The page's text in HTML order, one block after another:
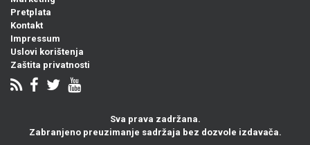
Pretplata
Kontakt
Impressum
Uslovi korištenja
Zaštita privatnosti
Sva prava zadržana.
Zabranjeno preuzimanje sadržaja bez dozvole izdavača.